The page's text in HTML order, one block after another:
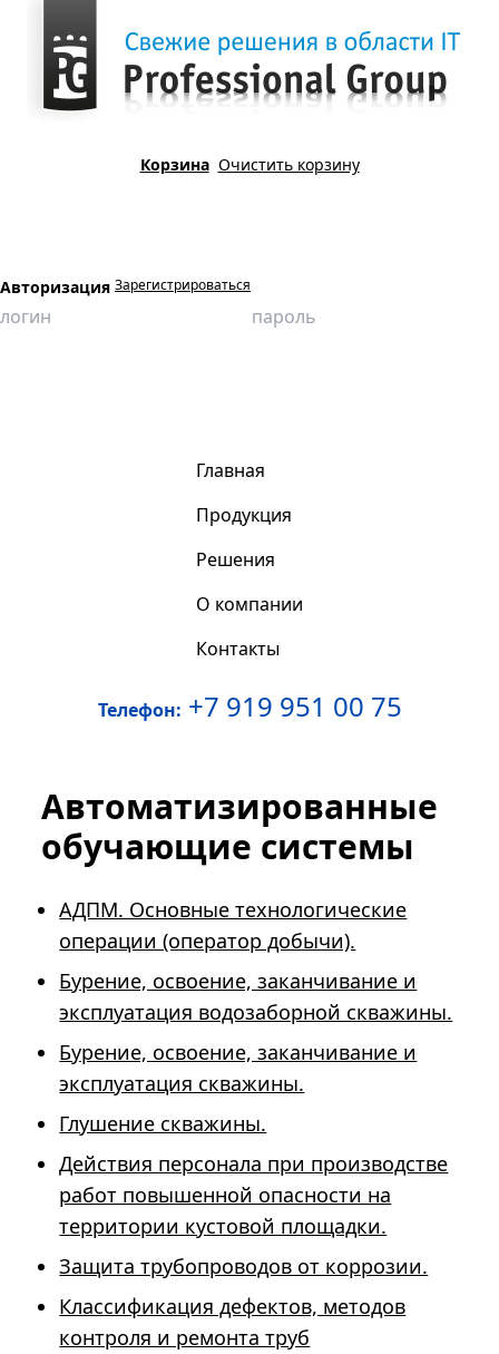
Корзина Очистить корзину
Авторизация Зарегистрироваться
Главная
Продукция
Решения
О компании
Контакты
Телефон: +7 919 951 00 75
Автоматизированные
обучающие системы
АДПМ. Основные технологические
операции (оператор добычи).
Бурение, освоение, заканчивание и
эксплуатация водозаборной скважины.
Бурение, освоение, заканчивание и
эксплуатация скважины.
Глушение скважины.
Действия персонала при производстве
работ повышенной опасности на
территории кустовой площадки.
Защита трубопроводов от коррозии.
Классификация дефектов, методов
контроля и ремонта труб